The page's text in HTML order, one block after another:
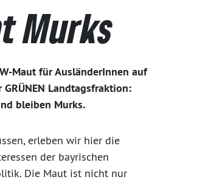
Murks
Maut für AusländerInnen auf
Landtagsfraktion:
bleiben Murks.
erleben wir hier die
der bayrischen
Die Maut ist nicht nur